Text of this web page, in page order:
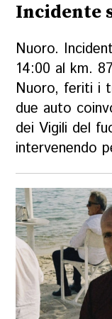
Incidente
Nuoro.
14:00 al km.
Nuoro, feriti i
due auto
dei Vigili del
intervenendo